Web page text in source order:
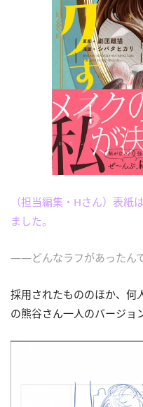
（担当編集・Hさん）表紙
ました。
――どんなラフがあったんで
採用されたもののほか、何
の熊谷さん一人のバージョ